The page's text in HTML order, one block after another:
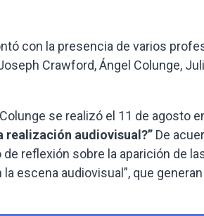
con la presencia de varios
Crawford, Ángel Colunge,
se realizó el 11 de agosto
realización audiovisual?” De
reflexión sobre la aparición de
escena audiovisual”, que